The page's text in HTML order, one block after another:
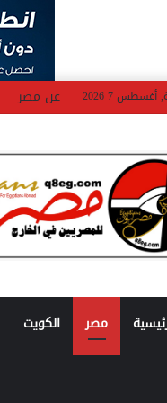
7 2026 عن مصر
مصر الكويت